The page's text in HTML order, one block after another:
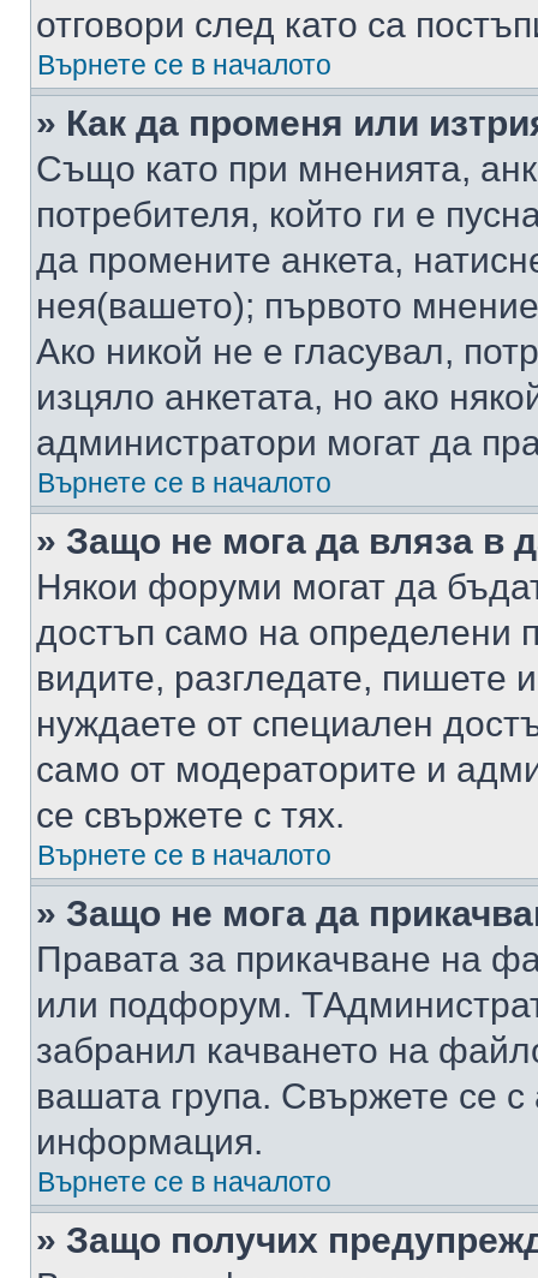
отговори след като са
Върнете се в началото
» Как да променя или
Също като при мненията,
потребителя, който ги е
да промените анкета,
нея(вашето); първото
Ако никой не е гласувал,
изцяло анкетата, но ако
администратори могат да
Върнете се в началото
» Защо не мога да вляза в
Някои форуми могат да
достъп само на определени
видите, разгледате, пишете
нуждаете от специален
само от модераторите и
се свържете с тях.
Върнете се в началото
» Защо не мога да
Правата за прикачване на
или подфорум.
забранил качването на
вашата група. Свържете се
информация.
Върнете се в началото
» Защо получих